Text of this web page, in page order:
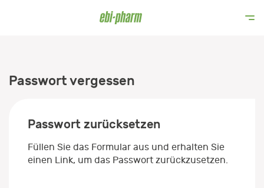
Passwort vergessen
Passwort zurücksetzen
Füllen Sie das Formular aus und erhalten Sie
einen Link, um das Passwort zurückzusetzen.